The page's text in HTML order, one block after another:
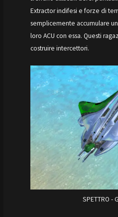
Extractor indifesi e forze di
semplicemente accumulare
loro ACU con essa. Questi
costruire intercettori.
SPETTRO -